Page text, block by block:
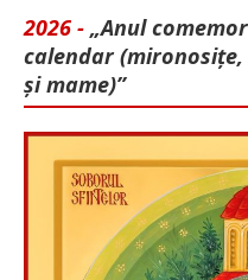
2026 - „Anul
calendar
și mame)”